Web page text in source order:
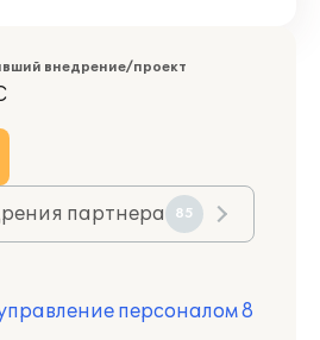
внедрение/проект
партнера 85
персоналом 8